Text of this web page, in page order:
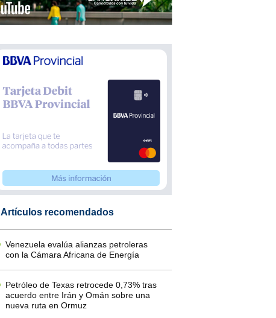
Artículos recomendados
Venezuela evalúa alianzas petroleras
con la Cámara Africana de Energía
Petróleo de Texas retrocede 0,73% tras
acuerdo entre Irán y Omán sobre una
nueva ruta en Ormuz